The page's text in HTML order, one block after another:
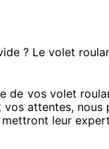
? Le volet
de vos volet
vos attentes, nous
mettront leur